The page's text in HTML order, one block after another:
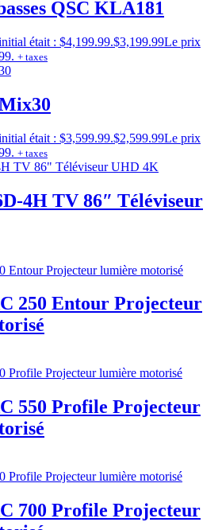
QSC KLA181
était : $4,199.99.$3,199.99Le prix
+ taxes
était : $3,599.99.$2,599.99Le prix
+ taxes
4H TV 86″ Téléviseur
250 Entour Projecteur
550 Profile Projecteur
700 Profile Projecteur